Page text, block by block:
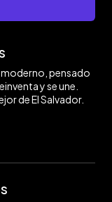
pensado
y se une.
de El Salvador.